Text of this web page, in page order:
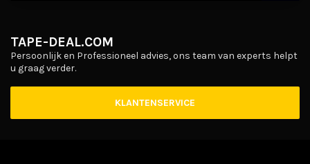
TAPE-DEAL.COM
Persoonlijk en Professioneel advies, ons team van experts helpt
u graag verder.
KLANTENSERVICE